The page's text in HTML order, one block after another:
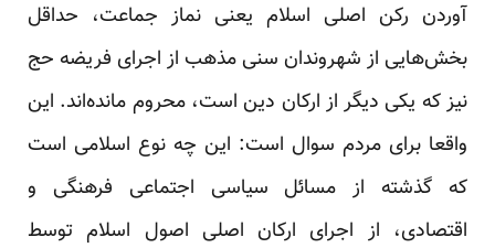
آوردن رکن اصلی اسلام یعنی نماز جماعت، حداقل
بخش‌هایی از شهروندان سنی مذهب از اجرای فریضه حج
نیز که یکی دیگر از ارکان دین است، محروم مانده‌اند. این
واقعا برای مردم سوال است: این چه نوع اسلامی است
که گذشته از مسائل سیاسی اجتماعی فرهنگی و
اقتصادی، از اجرای ارکان اصلی اصول اسلام توسط